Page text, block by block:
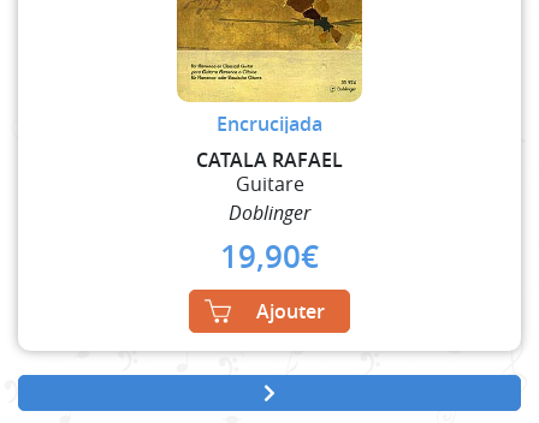
Encrucijada
CATALA RAFAEL
Guitare
Doblinger
19,90€
Ajouter